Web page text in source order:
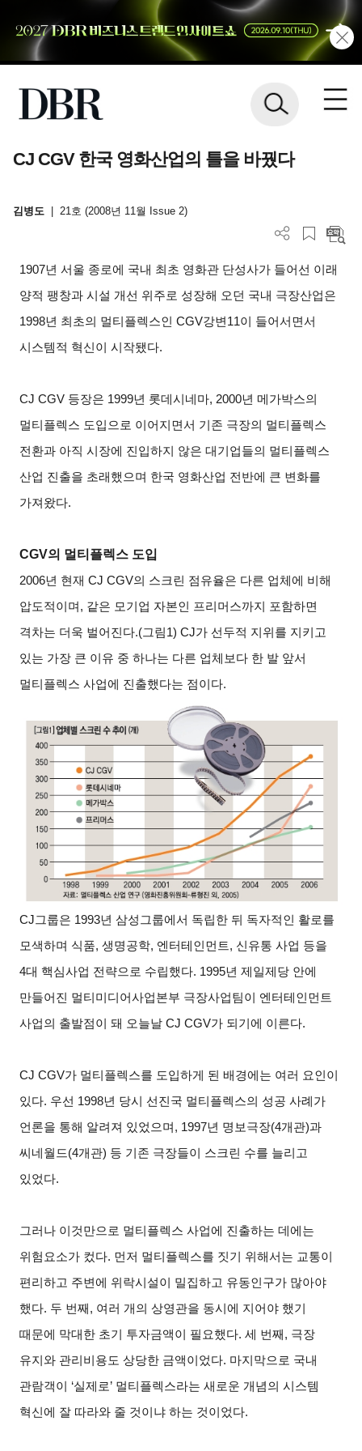
CJ CGV 한국 영화산업의 틀을 바꿨다
김병도 21호 (2008년 11월 Issue 2)
1907년 서울 종로에 국내 최초 영화관 단성사가 들어선 이래
양적 팽창과 시설 개선 위주로 성장해 오던 국내 극장산업은
1998년 최초의 멀티플렉스인 CGV강변11이 들어서면서
시스템적 혁신이 시작됐다.
CJ CGV 등장은 1999년 롯데시네마, 2000년 메가박스의
멀티플렉스 도입으로 이어지면서 기존 극장의 멀티플렉스
전환과 아직 시장에 진입하지 않은 대기업들의 멀티플렉스
산업 진출을 초래했으며 한국 영화산업 전반에 큰 변화를
가져왔다.
CGV의 멀티플렉스 도입
2006년 현재 CJ CGV의 스크린 점유율은 다른 업체에 비해
압도적이며, 같은 모기업 자본인 프리머스까지 포함하면
격차는 더욱 벌어진다.(그림1) CJ가 선두적 지위를 지키고
있는 가장 큰 이유 중 하나는 다른 업체보다 한 발 앞서
멀티플렉스 사업에 진출했다는 점이다.
CJ그룹은 1993년 삼성그룹에서 독립한 뒤 독자적인 활로를
모색하며 식품, 생명공학, 엔터테인먼트, 신유통 사업 등을
4대 핵심사업 전략으로 수립했다. 1995년 제일제당 안에
만들어진 멀티미디어사업본부 극장사업팀이 엔터테인먼트
사업의 출발점이 돼 오늘날 CJ CGV가 되기에 이른다.
CJ CGV가 멀티플렉스를 도입하게 된 배경에는 여러 요인이
있다. 우선 1998년 당시 선진국 멀티플렉스의 성공 사례가
언론을 통해 알려져 있었으며, 1997년 명보극장(4개관)과
씨네월드(4개관) 등 기존 극장들이 스크린 수를 늘리고
있었다.
그러나 이것만으로 멀티플렉스 사업에 진출하는 데에는
위험요소가 컸다. 먼저 멀티플렉스를 짓기 위해서는 교통이
편리하고 주변에 위락시설이 밀집하고 유동인구가 많아야
했다. 두 번째, 여러 개의 상영관을 동시에 지어야 했기
때문에 막대한 초기 투자금액이 필요했다. 세 번째, 극장
유지와 관리비용도 상당한 금액이었다. 마지막으로 국내
관람객이 ‘실제로’ 멀티플렉스라는 새로운 개념의 시스템
혁신에 잘 따라와 줄 것이냐 하는 것이었다.